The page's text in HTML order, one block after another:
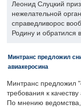
Леонид Слуцкий
нежелательной
справедливорос
Родину и обратился
Минтранс предложил
авиакеросина
Минтранс предложил
требования к
По мнению ведомства,